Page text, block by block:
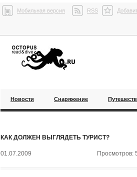
Мобильная версия RSS
Новости Снаряжение
КАК ДОЛЖЕН ВЫГЛЯДЕТЬ ТУРИСТ?
01.07.2009 Просмотров: